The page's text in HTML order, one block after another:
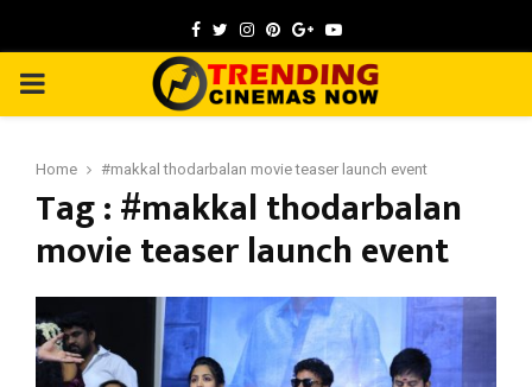
Facebook
TwitterInstagram
Pinterest
GoogleYoutube
PRIMARY
Home #makkal thodarbalan movie teaser launch event
Tag : #makkal thodarbalan
movie teaser launch event